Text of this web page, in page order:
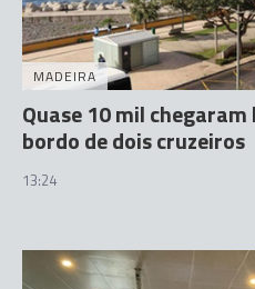
MADEIRA
Quase 10 mil
bordo de dois cruzeiros
13:24